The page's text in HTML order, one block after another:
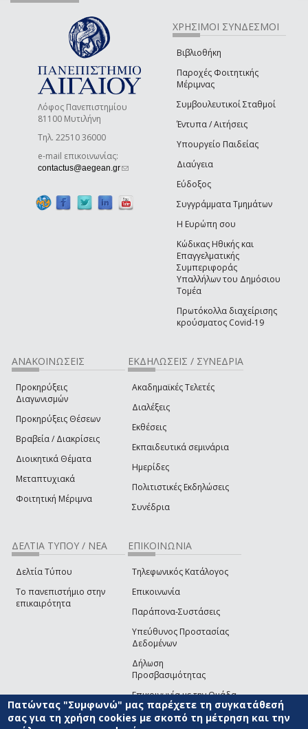
Λόφος Πανεπιστημίου
81100 Μυτιλήνη
Τηλ. 22510 36000
e-mail επικοινωνίας:
contactus@aegean.gr(link sends e-mail)
ΧΡΗΣΙΜΟΙ ΣΥΝΔΕΣΜΟΙ
Βιβλιοθήκη
Παροχές Φοιτητικής
Μέριμνας
Συμβουλευτικοί Σταθμοί
Έντυπα / Αιτήσεις
Υπουργείο Παιδείας
Διαύγεια
Εύδοξος
Συγγράμματα Τμημάτων
Η Ευρώπη σου
Κώδικας Ηθικής και
Επαγγελματικής
Συμπεριφοράς
Υπαλλήλων του Δημόσιου
Τομέα
Πρωτόκολλα διαχείρισης
κρούσματος Covid-19
ΑΝΑΚΟΙΝΩΣΕΙΣ
Προκηρύξεις
Διαγωνισμών
Προκηρύξεις Θέσεων
Βραβεία / Διακρίσεις
Διοικητικά Θέματα
Μεταπτυχιακά
Φοιτητική Μέριμνα
ΕΚΔΗΛΩΣΕΙΣ / ΣΥΝΕΔΡΙΑ
Ακαδημαϊκές Τελετές
Διαλέξεις
Εκθέσεις
Εκπαιδευτικά σεμινάρια
Ημερίδες
Πολιτιστικές Εκδηλώσεις
Συνέδρια
ΔΕΛΤΙΑ ΤΥΠΟΥ / ΝΕΑ
Δελτία Τύπου
Το πανεπιστήμιο στην
επικαιρότητα
ΕΠΙΚΟΙΝΩΝΙΑ
Τηλεφωνικός Κατάλογος
Επικοινωνία
Παράπονα-Συστάσεις
Υπεύθυνος Προστασίας
Δεδομένων
Δήλωση
Προσβασιμότητας
Επικοινωνία με την Ομάδα
Ανάπτυξης του site(link sends e-mail)
Πατώντας "Συμφωνώ" μας παρέχετε τη συγκατάθεσή
σας για τη χρήση cookies με σκοπό τη μέτρηση και την